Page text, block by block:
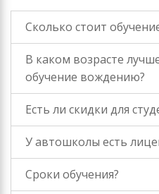
Сколько стоит
В каком возрасте
обучение вождению?
Есть ли скидки для
У автошколы есть
Сроки обучения?